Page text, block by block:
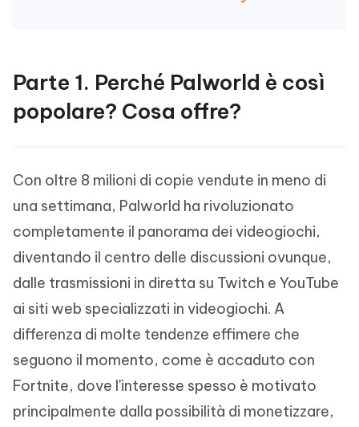
Parte 1. Perché Palworld è così
popolare? Cosa offre?
Con oltre 8 milioni di copie vendute in meno di
una settimana, Palworld ha rivoluzionato
completamente il panorama dei videogiochi,
diventando il centro delle discussioni ovunque,
dalle trasmissioni in diretta su Twitch e YouTube
ai siti web specializzati in videogiochi. A
differenza di molte tendenze effimere che
seguono il momento, come è accaduto con
Fortnite, dove l'interesse spesso è motivato
principalmente dalla possibilità di monetizzare,